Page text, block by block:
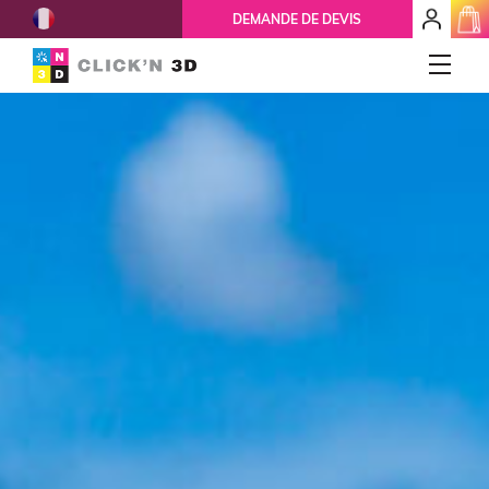
DEMANDE DE DEVIS
mon
espace
client
Qui-sommes-nous ?
Nos services
IMPRESSIONS 3D
Ils nous font confiance
French